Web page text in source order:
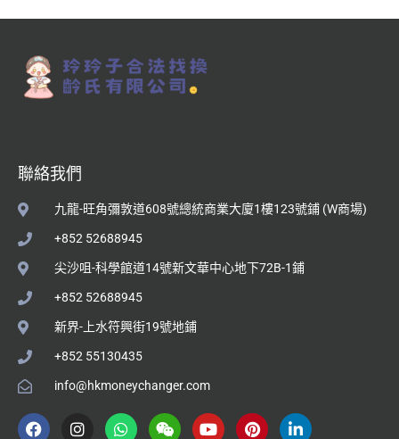
聯絡我們
九龍-旺角彌敦道608號總統商業大廈1樓123號鋪 (W商場)
+852 52688945
尖沙咀-科學館道14號新文華中心地下72B-1鋪
+852 52688945
新界-上水符興街19號地鋪
+852 55130435
info@hkmoneychanger.com